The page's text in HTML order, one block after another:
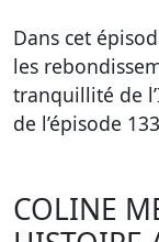
Dans cet
les
tranquillité de
de l’épisode
COLINE